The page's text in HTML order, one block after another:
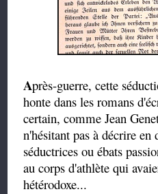
Après-guerre, cette
honte dans les romans
certain, comme Jean
n'hésitant pas à décrire en
séductrices ou ébats
au corps d'athlète qui
hétérodoxe...